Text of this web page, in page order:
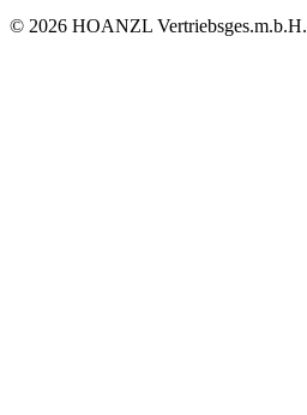
© 2026 HOANZL Vertriebsges.m.b.H.